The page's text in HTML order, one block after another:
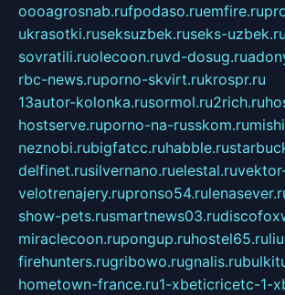
oooagrosnab.rufpodaso.ruemfire.ru
ukrasotki.ruseksuzbek.ruseks-uzbek.ru
sovratili.ruolecoon.ruvd-dosug.ru
rbc-news.ruporno-skvirt.rukrospr.ru
13autor-kolonka.rusormol.ru2rich.ru
hostserve.ruporno-na-russkom.ru
neznobi.rubigfatcc.ruhabble.ru
delfinet.rusilvernano.ruelestal.ru
velotrenajery.rupronso54.ru
show-pets.rusmartnews03.ru
miraclecoon.rupongup.ruhostel65.ru
firehunters.rugribowo.rugnalis.ru
hometown-france.ru1-xbeticricetc-1-